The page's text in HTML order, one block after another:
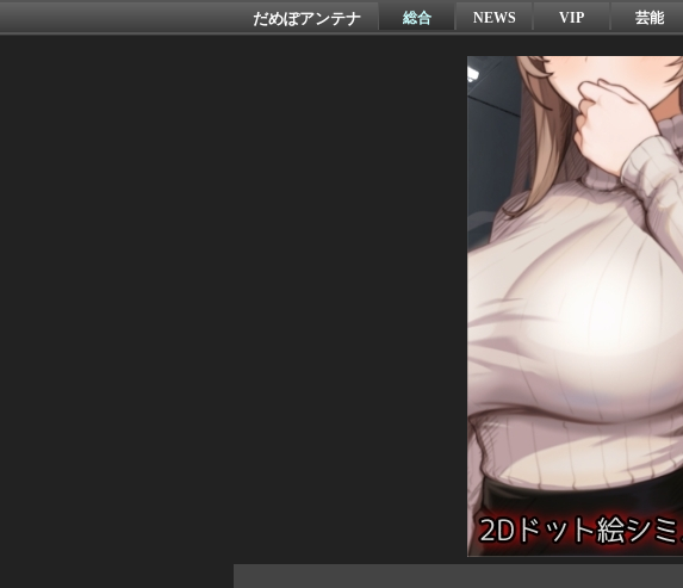
だめぽアンテナ 総合 NEWS VIP 芸能